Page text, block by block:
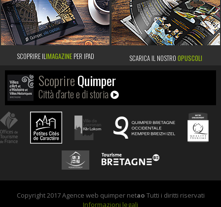
SCOPRIRE ILIMAGAZINEPER IPAD SCARICA IL NOSTRO OPUSCOLI
ScoprireQuimper
Città d'arte e di storia
Copyright 2017 Agence web quimper netao Tutti i diritti riservati
Informazioni legali